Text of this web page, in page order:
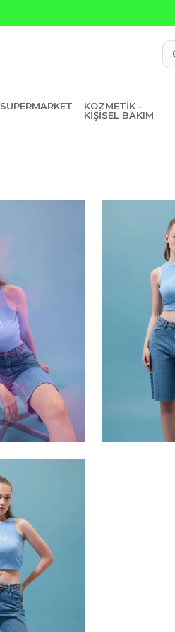
SÜPERMARKET
KOZMETIK -
KIŞISEL BAKIM